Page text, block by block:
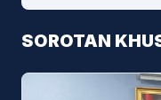
SOROTAN